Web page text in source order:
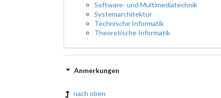
Software- und Multimediatechnik
Systemarchitektur
Technische Informatik
Theoretische Informatik
Anmerkungen
nach oben